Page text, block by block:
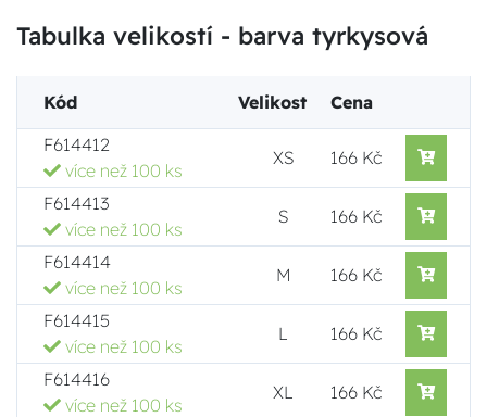
Tabulka velikostí - barva tyrkysová
Kód Velikost
Cena
F614412
více než 100 ks
XS 166 Kč
F614413
více než 100 ks
S 166 Kč
F614414
více než 100 ks
M 166 Kč
F614415
více než 100 ks
L 166 Kč
F614416
více než 100 ks
XL 166 Kč